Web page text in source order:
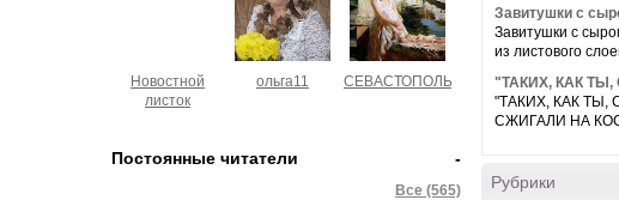
Новостной
листок
ольга11 СЕВАСТОПОЛЬЧАНОЧКА
-
Постоянные читатели
Все (565)
Завитушки с
Завитушки с
из листового
"ТАКИХ, КАК
"ТАКИХ, КАК ТЫ,
СЖИГАЛИ НА
Рубрики